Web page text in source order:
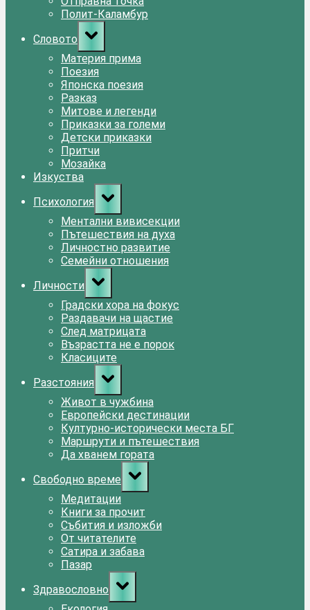
Полит-Каламбур
Словото
Toggle
sub-
menu
Материя прима
Поезия
Японска поезия
Разказ
Митове и легенди
Приказки за големи
Детски приказки
Притчи
Мозайка
Изкуства
Психология
Toggle
sub-
menu
Ментални вивисекции
Пътешествия на духа
Личностно развитие
Семейни отношения
Личности
Toggle
sub-
menu
Градски хора на фокус
Раздавачи на щастие
След матрицата
Възрастта не е порок
Класиците
Разстояния
Toggle
sub-
menu
Живот в чужбина
Европейски дестинации
Културно-исторически места БГ
Маршрути и пътешествия
Да хванем гората
Свободно време
Toggle
sub-
menu
Медитации
Книги за прочит
Събития и изложби
От читателите
Сатира и забава
Пазар
Здравословно
Toggle
sub-
menu